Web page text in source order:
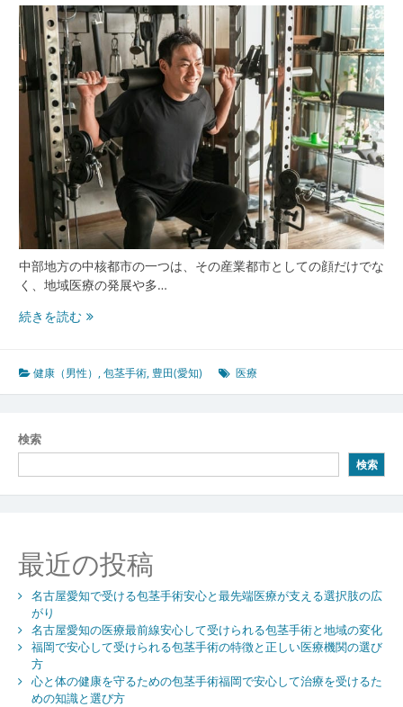
中部地方の中核都市の一つは、その産業都市としての顔だけでな
く、地域医療の発展や多…
続きを読む高
療
と
愛
知
の
茎
手
術
と
健康（男性） ,包茎手術, 豊田(愛知) 医療
検索
検索
最近の投稿
名古屋愛知で受ける包茎手術安心と最先端医療が支える選択肢の広
がり
名古屋愛知の医療最前線安心して受けられる包茎手術と地域の変化
福岡で安心して受けられる包茎手術の特徴と正しい医療機関の選び
方
心と体の健康を守るための包茎手術福岡で安心して治療を受けるた
めの知識と選び方